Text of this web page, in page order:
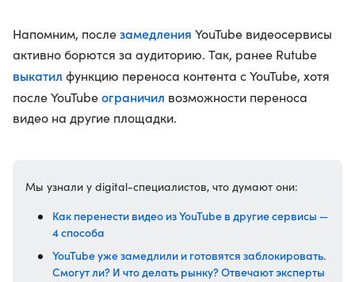
Напомним, послезамедления YouTube видеосервисы
активно борются за аудиторию. Так, ранее Rutube
выкатил функцию переноса контента с YouTube, хотя
после YouTubeограничил возможности переноса
видео на другие площадки.
Мы узнали у digital-специалистов, что думают они:
Как перенести видео из YouTube в другие сервисы —
4 способа
YouTube уже замедлили и готовятся заблокировать.
Смогут ли? И что делать рынку? Отвечают эксперты